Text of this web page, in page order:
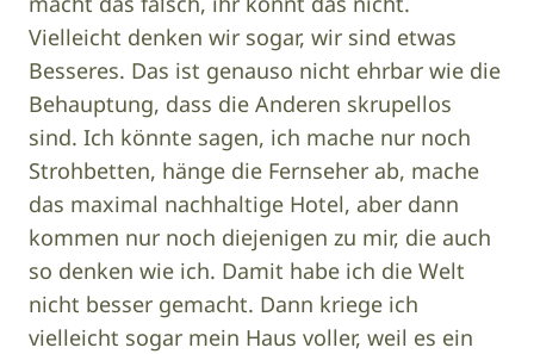
Vielleicht denken wir sogar, wir sind etwas
Besseres. Das ist genauso nicht ehrbar wie die
Behauptung, dass die Anderen skrupellos
sind. Ich könnte sagen, ich mache nur noch
Strohbetten, hänge die Fernseher ab, mache
das maximal nachhaltige Hotel, aber dann
kommen nur noch diejenigen zu mir, die auch
so denken wie ich. Damit habe ich die Welt
nicht besser gemacht. Dann kriege ich
vielleicht sogar mein Haus voller, weil es ein